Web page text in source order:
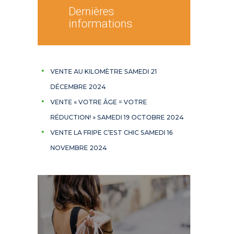
Dernières
informations
VENTE AU KILOMÈTRE SAMEDI 21
DÉCEMBRE 2024
VENTE « VOTRE ÂGE = VOTRE
RÉDUCTION! » SAMEDI 19 OCTOBRE 2024
VENTE LA FRIPE C’EST CHIC SAMEDI 16
NOVEMBRE 2024